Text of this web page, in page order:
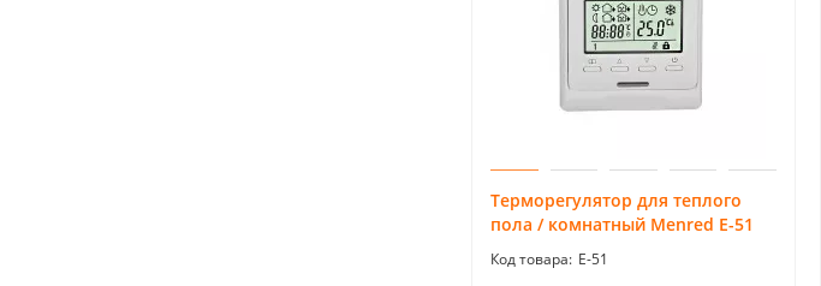
Терморегулятор для теплого
пола / комнатный Menred Е-51
E-51